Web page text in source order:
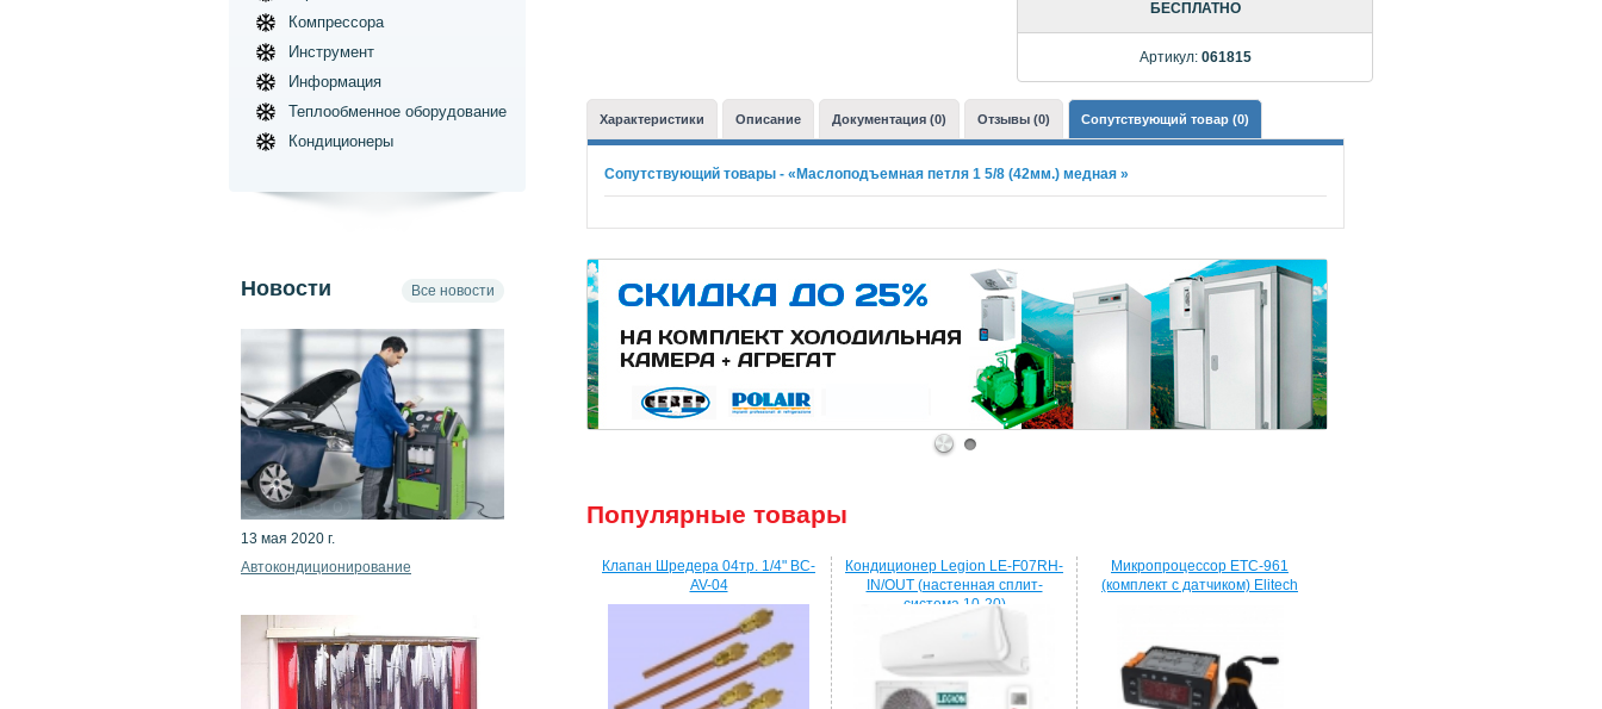
БЕСПЛАТНО
Артикул: 061815
Характеристики Описание Документация (0) Отзывы (0) Сопутствующий товар (0)
Сопутствующий товары - «Маслоподъемная петля 1 5/8 (42мм.) медная »
1 2
Популярные товары
Клапан Шредера 04тр. 1/4" BC-
AV-04
Кондиционер Legion LE-F07RH-
IN/OUT (настенная сплит-
система 10-20)
Микропроцессор ETC-961
(комплект c датчиком) Elitech
Компрессора
Инструмент
Информация
Теплообменное оборудование
Кондиционеры
Новости Все новости
13 мая 2020 г.
Автокондиционирование